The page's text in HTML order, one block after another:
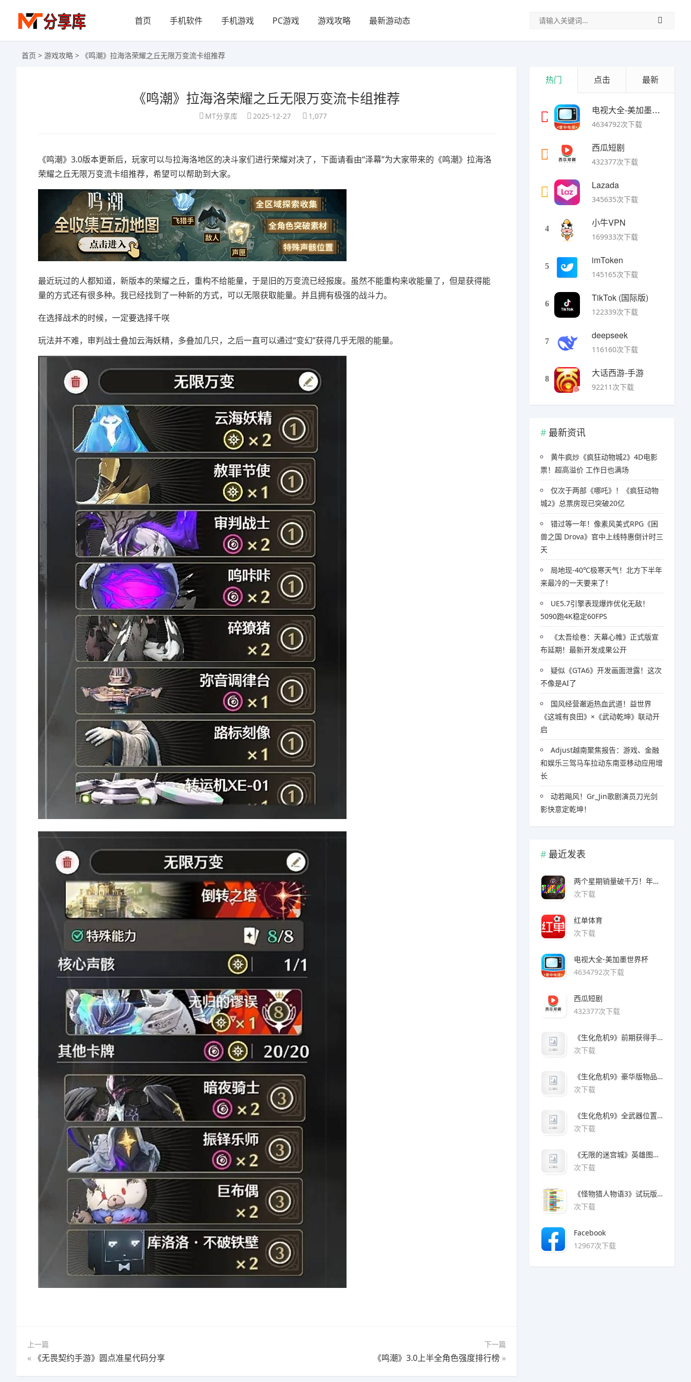
首页 手机软件 手机游戏 PC游戏 游戏攻略 最新游动态
首页 > 游戏攻略 > 《鸣潮》拉海洛荣耀之丘无限万变流卡组推荐
《鸣潮》拉海洛荣耀之丘无限万变流卡组推荐
MT分享库 2025-12-27 1,077
《鸣潮》3.0版本更新后，玩家可以与拉海洛地区的决斗家们进行荣耀对决了，下面请看由“泽幕”为大家带来的《鸣潮》拉海洛
荣耀之丘无限万变流卡组推荐，希望可以帮助到大家。
最近玩过的人都知道，新版本的荣耀之丘，重构不给能量，于是旧的万变流已经报废。虽然不能重构来收能量了，但是获得能
量的方式还有很多种。我已经找到了一种新的方式，可以无限获取能量。并且拥有极强的战斗力。
在选择战术的时候，一定要选择千咲
玩法并不难，审判战士叠加云海妖精，多叠加几只，之后一直可以通过“变幻”获得几乎无限的能量。
上一篇
« 《无畏契约手游》圆点准星代码分享
下一篇
《鸣潮》3.0上半全角色强度排行榜»
热门 点击 最新
1
电视大全-美加墨世界杯
4634792次下载
2
西瓜短剧
432377次下载
3
Lazada
345635次下载
4
小牛VPN
169933次下载
5
imToken
145165次下载
6
TikTok (国际版)
122339次下载
7
deepseek
116160次下载
8
大话西游-手游
92211次下载
最新资讯
黄牛疯炒《疯狂动物城2》4D电影
票！超高溢价 工作日也满场
仅次于两部《哪吒》！《疯狂动物
城2》总票房现已突破20亿
错过等一年！像素风美式RPG《困
兽之国 Drova》官中上线特惠倒计时三
天
局地现-40℃极寒天气！北方下半年
来最冷的一天要来了！
UE5.7引擎表现爆炸优化无敌！
5090跑4K稳定60FPS
《太吾绘卷：天幕心帷》正式版宣
布延期！最新开发成果公开
疑似《GTA6》开发画面泄露！这次
不像是AI了
国风经营邂逅热血武道！益世界
《这城有良田》×《武动乾坤》联动开
启
Adjust越南聚焦报告：游戏、金融
和娱乐三驾马车拉动东南亚移动应用增
长
​​动若飚风！Gr_Jin歌剧演员刀光剑
影快意定乾坤！
最近发表
两个星期销量破千万！年度爆款诞生了 3A看了都眼红
次下载
红单体育
次下载
电视大全-美加墨世界杯
4634792次下载
西瓜短剧
432377次下载
《生化危机9》前期获得手枪方法
次下载
《生化危机9》豪华版物品领取方法
次下载
《生化危机9》全武器位置及解锁方法
次下载
《无限的迷宫城》英雄图鉴大全
次下载
《怪物猎人物语3》试玩版魔物猜拳对照表
次下载
Facebook
12967次下载